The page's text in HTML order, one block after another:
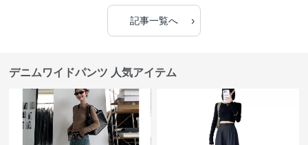
記事一覧へ ›
デニムワイドパンツ 人気アイテム